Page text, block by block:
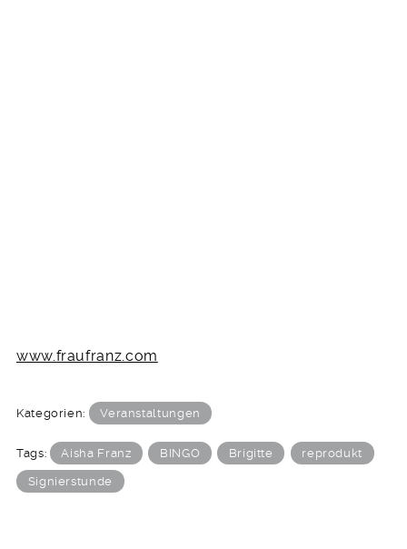
www.fraufranz.com
Kategorien: Veranstaltungen
Tags: Aisha Franz BINGO Brigitte reprodukt
Signierstunde